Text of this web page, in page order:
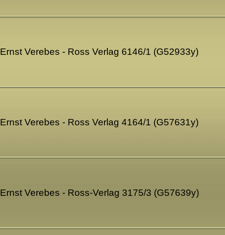
Ernst Verebes - Ross Verlag 6146/1 (G52933y)
Ernst Verebes - Ross Verlag 4164/1 (G57631y)
Ernst Verebes - Ross-Verlag 3175/3 (G57639y)